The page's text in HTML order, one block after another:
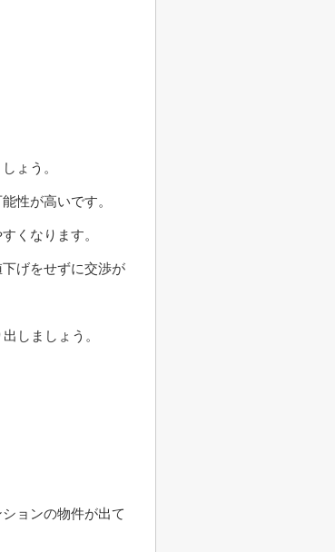
ょう。
性が高いです。
くなります。
げをせずに交渉が
しましょう。
ョンの物件が出て